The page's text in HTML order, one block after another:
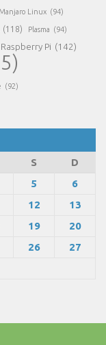
Manjaro Linux (94)
(118) Plasma (94)
Raspberry Pi (142)
(92)
S
D
5
6
12
13
19
20
26
27